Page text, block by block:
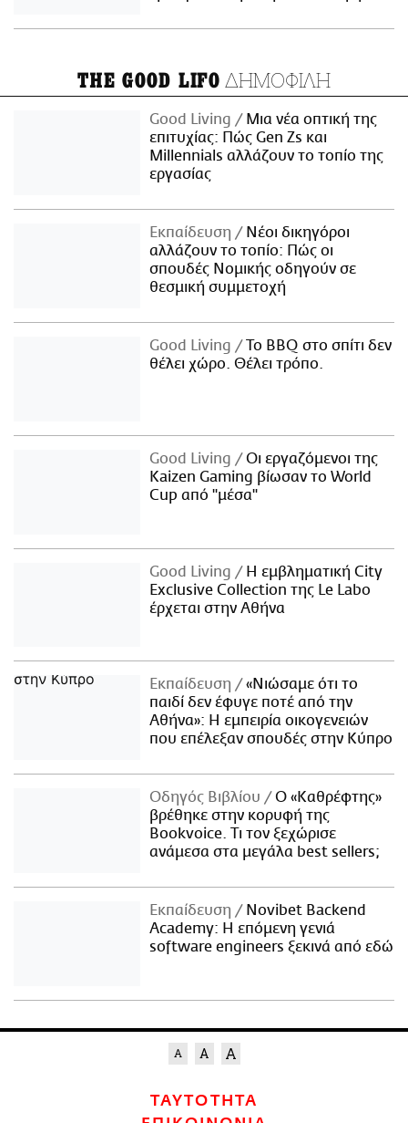
THE GOOD LIFO ΔΗΜΟΦΙΛΗ
Good Living
Μια νέα οπτική της
επιτυχίας: Πώς Gen Zs και
Millennials αλλάζουν το τοπίο της
εργασίας
Εκπαίδευση
Νέοι δικηγόροι
αλλάζουν το τοπίο: Πώς οι
σπουδές Νομικής οδηγούν σε
θεσμική συμμετοχή
Good Living
Το BBQ στο σπίτι δεν
θέλει χώρο. Θέλει τρόπο.
Good Living
Οι εργαζόμενοι της
Kaizen Gaming βίωσαν το World
Cup από "μέσα"
Good Living
Η εμβληματική City
Exclusive Collection της Le Labo
έρχεται στην Αθήνα
Εκπαίδευση
«Νιώσαμε ότι το
παιδί δεν έφυγε ποτέ από την
Αθήνα»: Η εμπειρία οικογενειών
που επέλεξαν σπουδές στην Κύπρο
Οδηγός Βιβλίου
Ο «Καθρέφτης»
βρέθηκε στην κορυφή της
Bookvoice. Τι τον ξεχώρισε
ανάμεσα στα μεγάλα best sellers;
Εκπαίδευση
Novibet Backend
Academy: Η επόμενη γενιά
software engineers ξεκινά από εδώ
ΤΑΥΤΟΤΗΤΑ